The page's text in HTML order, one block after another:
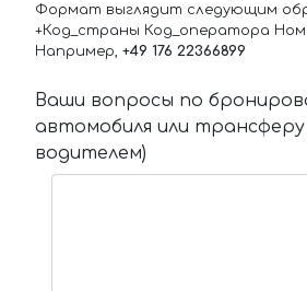
Формат выглядит следующим
+Код_страны Код_оператора
Например, +49 176 22366899
Ваши вопросы по
автомобиля или
водителем)